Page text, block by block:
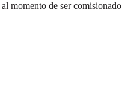
al momento de ser comisionado